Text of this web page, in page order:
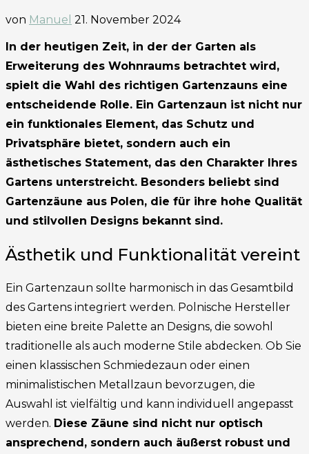
von Manuel 21. November 2024
In der heutigen Zeit, in der der Garten als
Erweiterung des Wohnraums betrachtet wird,
spielt die Wahl des richtigen Gartenzauns eine
entscheidende Rolle. Ein Gartenzaun ist nicht nur
ein funktionales Element, das Schutz und
Privatsphäre bietet, sondern auch ein
ästhetisches Statement, das den Charakter Ihres
Gartens unterstreicht. Besonders beliebt sind
Gartenzäune aus Polen, die für ihre hohe Qualität
und stilvollen Designs bekannt sind.
Ästhetik und Funktionalität vereint
Ein Gartenzaun sollte harmonisch in das Gesamtbild
des Gartens integriert werden. Polnische Hersteller
bieten eine breite Palette an Designs, die sowohl
traditionelle als auch moderne Stile abdecken. Ob Sie
einen klassischen Schmiedezaun oder einen
minimalistischen Metallzaun bevorzugen, die
Auswahl ist vielfältig und kann individuell angepasst
werden. Diese Zäune sind nicht nur optisch
ansprechend, sondern auch äußerst robust und